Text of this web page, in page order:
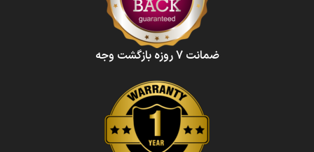
ضمانت 7 روزه بازگشت وجه